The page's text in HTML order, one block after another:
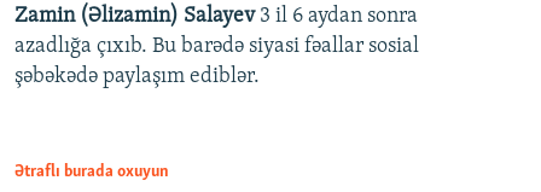
Zamin (Əlizamin) Salayev 3 il 6 aydan sonra
azadlığa çıxıb. Bu barədə siyasi fəallar sosial
şəbəkədə paylaşım ediblər.
Ətraflı burada oxuyun